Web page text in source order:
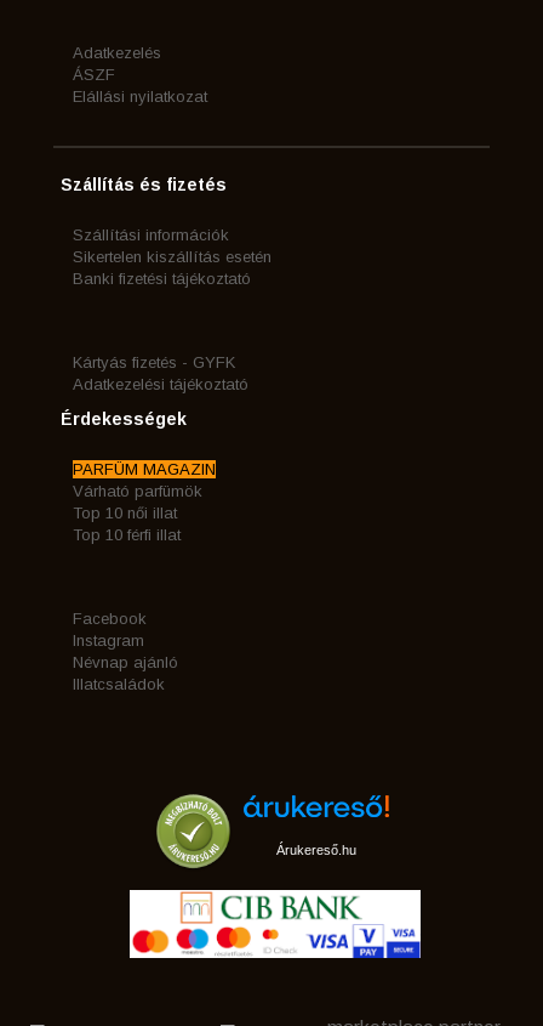
Adatkezelés
ÁSZF
Elállási nyilatkozat
Szállítás és fizetés
Szállítási információk
Sikertelen kiszállítás esetén
Banki fizetési tájékoztató
Kártyás fizetés - GYFK
Adatkezelési tájékoztató
Érdekességek
PARFÜM MAGAZIN
Várható parfümök
Top 10 női illat
Top 10 férfi illat
Facebook
Instagram
Névnap ajánló
Illatcsaládok
Árukereső.hu